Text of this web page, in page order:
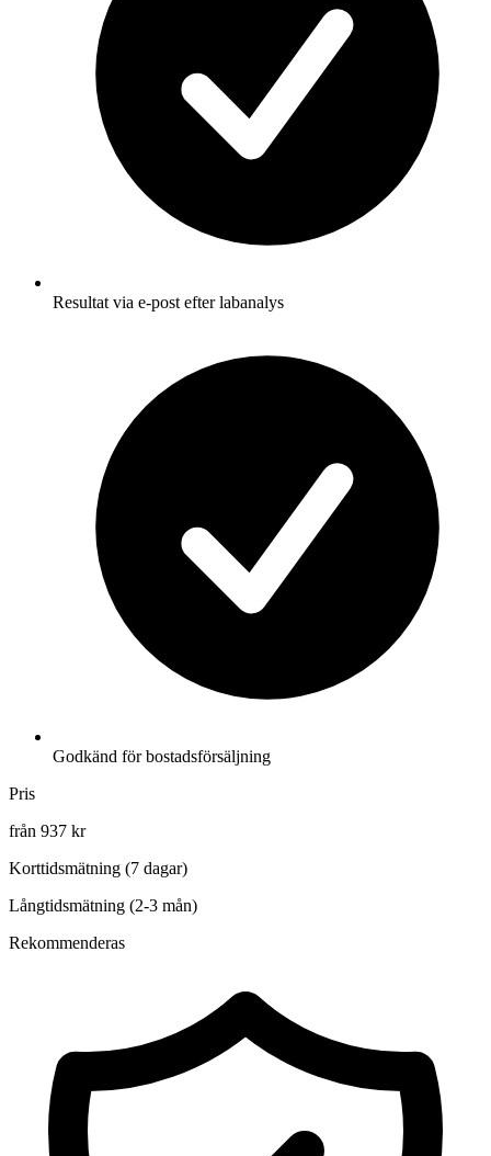
Resultat via e-post efter labanalys
Godkänd för bostadsförsäljning
Pris
från 937 kr
Korttidsmätning (7 dagar)
Långtidsmätning (2-3 mån)
Rekommenderas